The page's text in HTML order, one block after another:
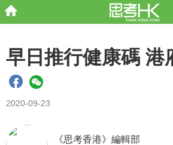
早日推行健康碼 港
2020-09-23
《思考香港》編輯部